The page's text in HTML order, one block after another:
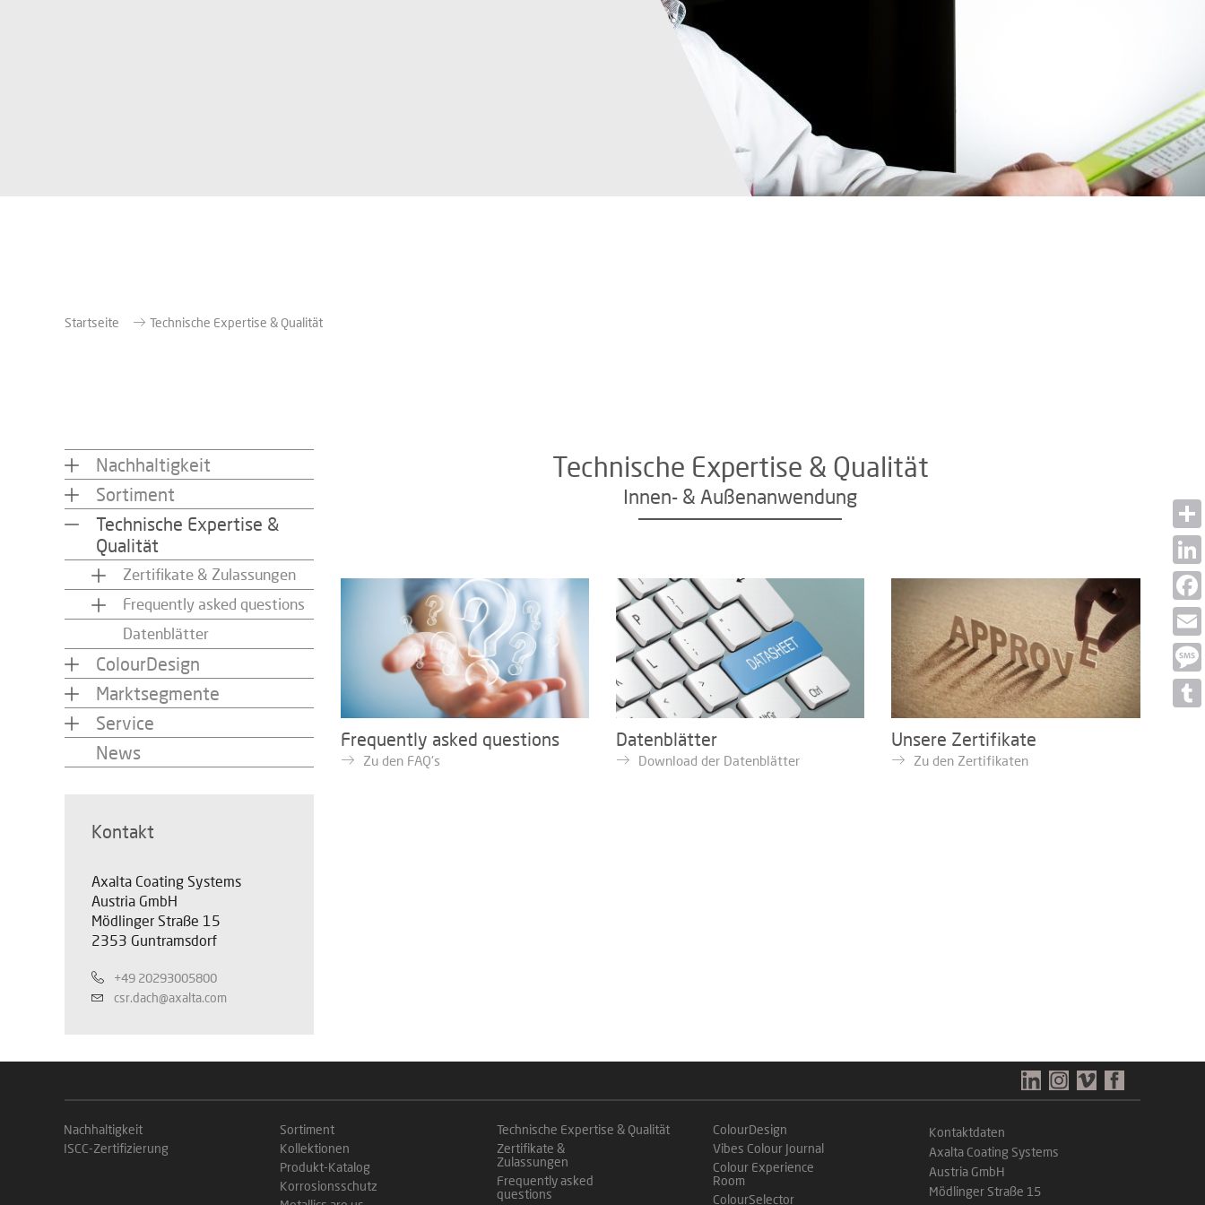
Share
Email
Startseite Technische Expertise & Qualität
Nachhaltigkeit
Sortiment
Technische Expertise &
Qualität
Zertifikate & Zulassungen
Frequently asked questions
Datenblätter
ColourDesign
Marktsegmente
Service
News
Kontakt
Axalta Coating Systems
Austria GmbH
Mödlinger Straße 15
2353 Guntramsdorf
+49 20293005800
csr.dach@axalta.com
Technische Expertise & Qualität
Innen- & Außenanwendung
Frequently asked questions
Zu den FAQ's
Datenblätter
Download der Datenblätter
Unsere Zertifikate
Zu den Zertifikaten
Nachhaltigkeit
ISCC-Zertifizierung
Sortiment
Kollektionen
Produkt-Katalog
Korrosionsschutz
Technische Expertise & Qualität
Zertifikate &
Zulassungen
Frequently asked
questions
ColourDesign
Vibes Colour Journal
Colour Experience
Room
ColourSelector
Kontaktdaten
Axalta Coating Systems
Austria GmbH
Mödlinger Straße 15